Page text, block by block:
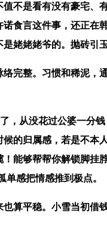
是看有没有豪宅、
言这件事，还正在
姥姥姥爷的。抛砖引
整。习惯和稀泥，
从没花过公婆一分
的归属感，若是不
能够帮帮你解锁脚
感把情感推到极点。
平稳。小雪当初借